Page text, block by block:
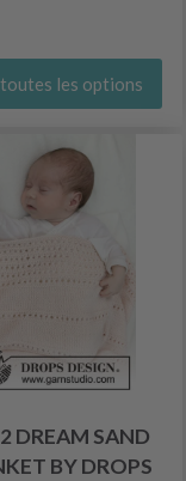
les options
DREAM SAND
BY DROPS